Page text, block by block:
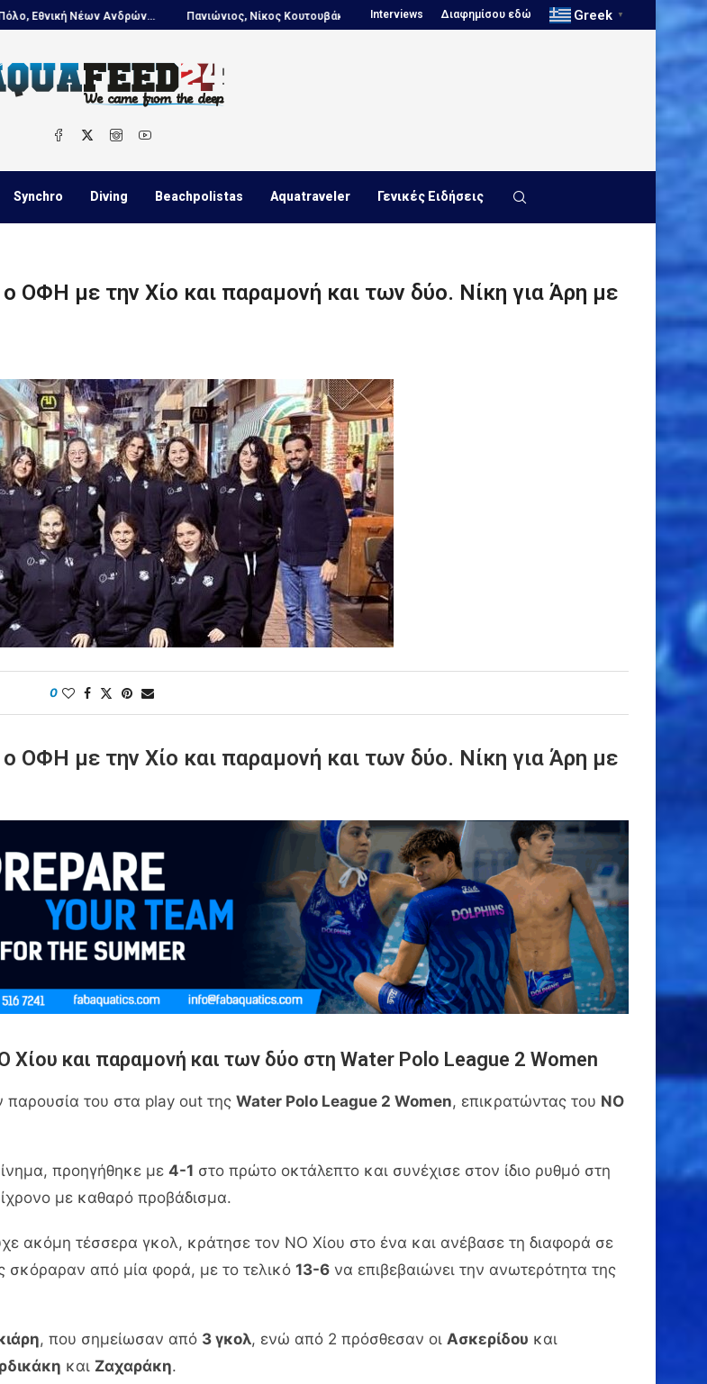
Ανδρών... Πανιώνιος, Νίκος Κουτουβάκης στο... Πόλο, Ευρωπαϊκό Πρωτάθλημα Νέων... Πόλο, Παγκόσμιο
Interviews Διαφημίσου εδώ Greek ▼
Synchro Diving Beachpolistas Aquatraveler Γενικές Ειδήσεις
ΟΦΗ με την Χίο και παραμονή και των δύο. Νίκη για Άρη με
0
ΟΦΗ με την Χίο και παραμονή και των δύο. Νίκη για Άρη με
και παραμονή και των δύο στη Water Polo League 2 Women
του στα play out της Water Polo League 2 Women, επικρατώντας του ΝΟ
προηγήθηκε με 4-1 στο πρώτο οκτάλεπτο και συνέχισε στον ίδιο ρυθμό στη
με καθαρό προβάδισμα.
ακόμη τέσσερα γκολ, κράτησε τον ΝΟ Χίου στο ένα και ανέβασε τη διαφορά σε
σκόραραν από μία φορά, με το τελικό 13-6 να επιβεβαιώνει την ανωτερότητα της
, που σημείωσαν από 3 γκολ, ενώ από 2 πρόσθεσαν οι Ασκερίδου και
και Ζαχαράκη.